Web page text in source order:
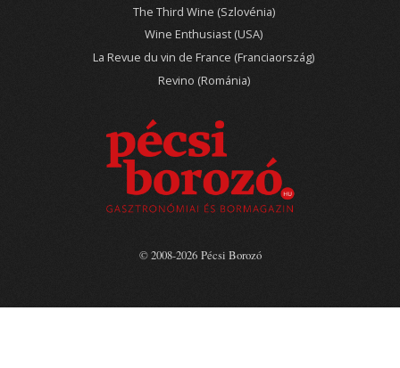
The Third Wine (Szlovénia)
Wine Enthusiast (USA)
La Revue du vin de France (Franciaország)
Revino (Románia)
© 2008-2026 Pécsi Borozó